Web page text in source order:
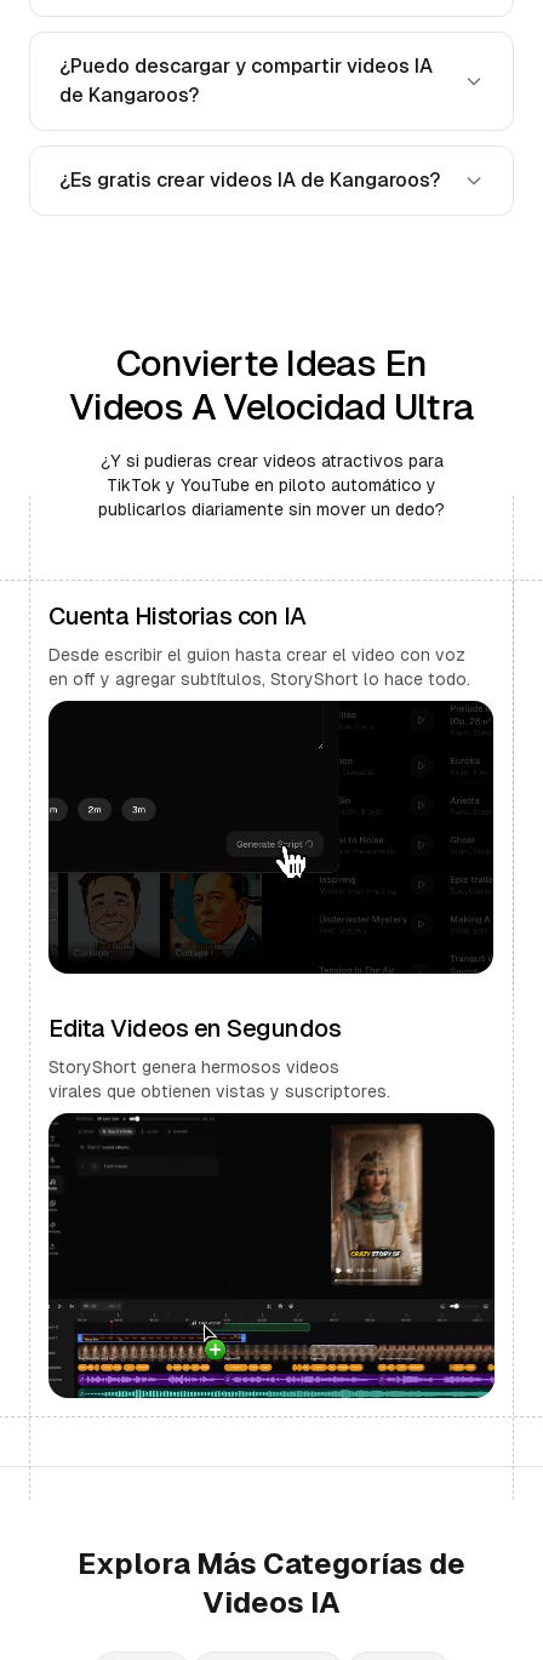
¿Puedo descargar y compartir videos IA
de Kangaroos?
¿Es gratis crear videos IA de Kangaroos?
Convierte Ideas En
Videos A Velocidad Ultra
¿Y si pudieras crear videos atractivos para
TikTok y YouTube en piloto automático y
publicarlos diariamente sin mover un dedo?
Cuenta Historias con IA
Desde escribir el guion hasta crear el video con voz
en off y agregar subtítulos, StoryShort lo hace todo.
Edita Videos en Segundos
StoryShort genera hermosos videos
virales que obtienen vistas y suscriptores.
Explora Más Categorías de
Videos IA